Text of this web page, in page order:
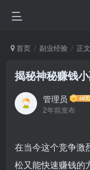
首页 副业经验 正文
揭秘神秘赚钱
管理员
2年前发布
在当今这个竞争激
松又能快速赚钱的